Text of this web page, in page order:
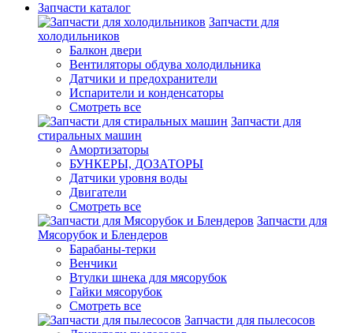
Запчасти каталог
Запчасти для
холодильников
Балкон двери
Вентиляторы обдува холодильника
Датчики и предохранители
Испарители и конденсаторы
Смотреть все
Запчасти для
стиральных машин
Амортизаторы
БУНКЕРЫ, ДОЗАТОРЫ
Датчики уровня воды
Двигатели
Смотреть все
Запчасти для
Мясорубок и Блендеров
Барабаны-терки
Венчики
Втулки шнека для мясорубок
Гайки мясорубок
Смотреть все
Запчасти для пылесосов